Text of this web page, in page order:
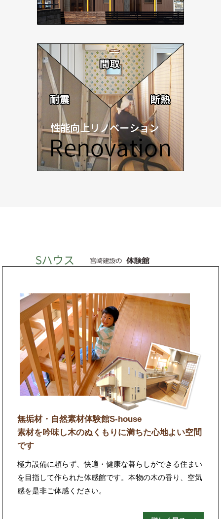
無垢材・自然素材体験館S-house
素材を吟味し木のぬくもりに満ちた心地よい空間
です
極力設備に頼らず、快適・健康な暮らしができる住まい
を目指して作られた体感館です。本物の木の香り、空気
感を是非ご体感ください。